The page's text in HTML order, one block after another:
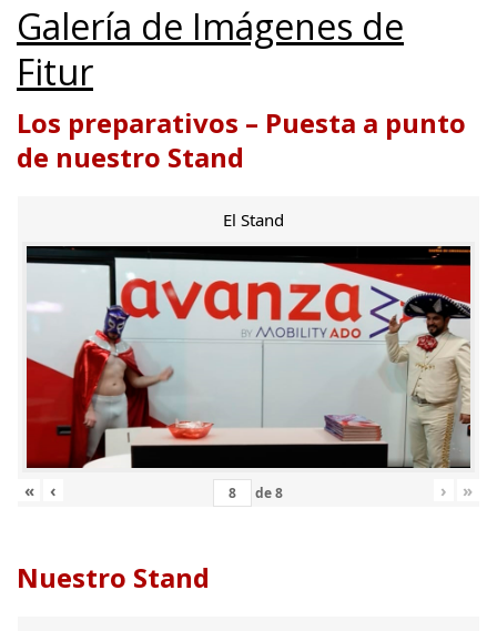
Galería de Imágenes de
Fitur
Los preparativos – Puesta a punto
de nuestro Stand
El Stand
« ‹ de8 › »
Nuestro Stand